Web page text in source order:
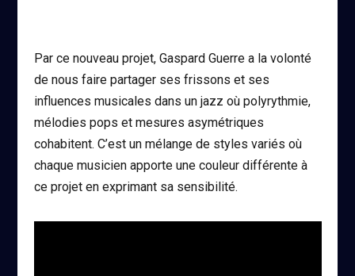
Par ce nouveau projet, Gaspard Guerre a la volonté
de nous faire partager ses frissons et ses
influences musicales dans un jazz où polyrythmie,
mélodies pops et mesures asymétriques
cohabitent. C’est un mélange de styles variés où
chaque musicien apporte une couleur différente à
ce projet en exprimant sa sensibilité.